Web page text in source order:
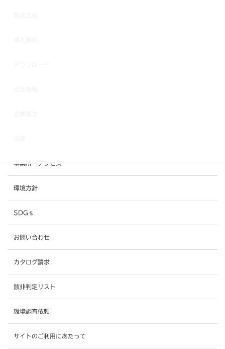
事業所・アクセス
環境方針
SDGｓ
お問い合わせ
カタログ請求
該非判定リスト
環境調査依頼
サイトのご利用にあたって